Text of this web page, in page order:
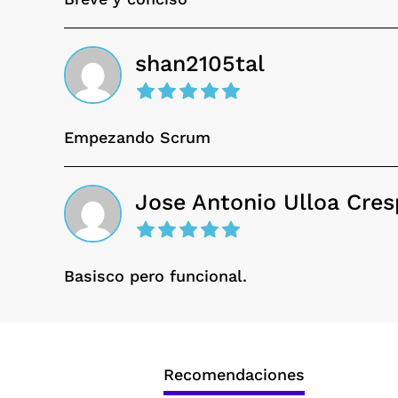
shan2105tal
Empezando Scrum
Jose Antonio Ulloa
Basisco pero funcional.
Recomendaciones